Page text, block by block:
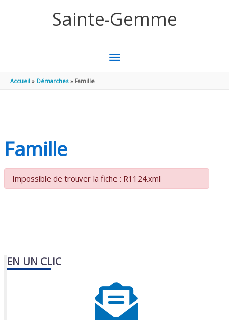
Sainte-Gemme
MENU
Accueil Démarches Famille
Famille
Impossible de trouver la fiche : R1124.xml
EN UN CLIC